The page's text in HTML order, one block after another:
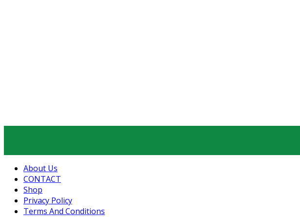
About Us
CONTACT
Shop
Privacy Policy
Terms And Conditions